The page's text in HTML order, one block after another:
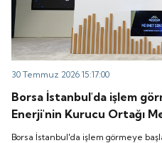
30 Temmuz 2026 15:17:00
Borsa İstanbul'da işlem
Enerji'nin Kurucu Ortağı
yatırım planlarını anlattı.
Borsa İstanbul'da işlem görmeye